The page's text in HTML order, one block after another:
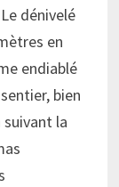
dénivelé
en
endiablé
bien
suivant la